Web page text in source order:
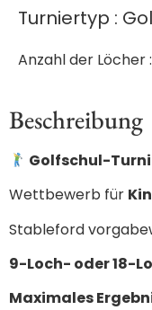
Turniertyp :
Anzahl der Löcher
Beschreibung
Golfschul-
Wettbewerb für
Stableford
9-Loch- oder 18-
Maximales